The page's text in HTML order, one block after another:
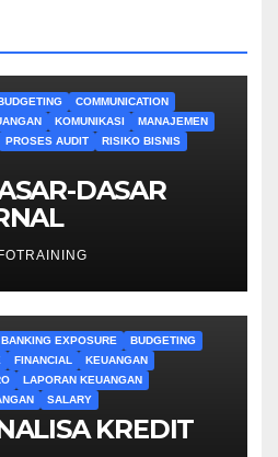
COMMUNICATION
KOMUNIKASI
MANAJEMEN
PROSES AUDIT
RISIKO BISNIS
DASAR
BANKING EXPOSURE
BUDGETING
FINANCIAL
KEUANGAN
LAPORAN KEUANGAN
SALARY
KREDIT